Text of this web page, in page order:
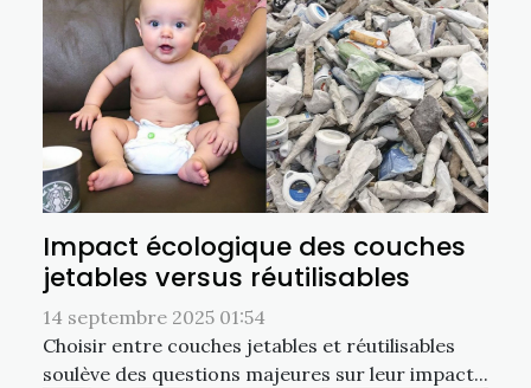
Impact écologique des couches
jetables versus réutilisables
14 septembre 2025 01:54
Choisir entre couches jetables et réutilisables
soulève des questions majeures sur leur impact...